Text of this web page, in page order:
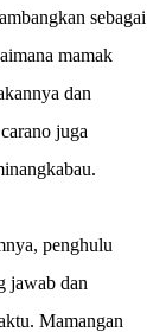
sebagai
mamak
dan
juga
penghulu
jawab dan
Mamangan